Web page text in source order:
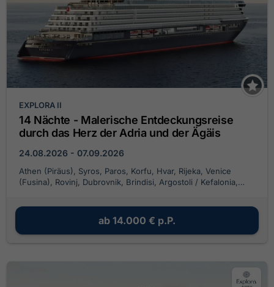
EXPLORA II
14 Nächte - Malerische Entdeckungsreise
durch das Herz der Adria und der Ägäis
24.08.2026 - 07.09.2026
Athen (Piräus), Syros, Paros, Korfu, Hvar, Rijeka, Venice
(Fusina), Rovinj, Dubrovnik, Brindisi, Argostoli / Kefalonia,
ab 14.000 € p.P.